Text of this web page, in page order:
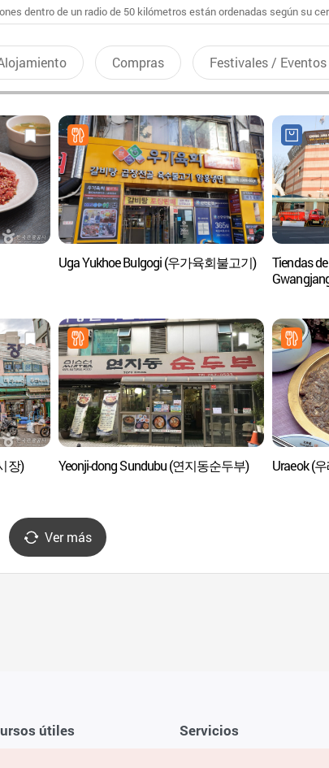
dentro de un radio de 50 kilómetros están ordenadas según su
Compras Festivales /
Uga Yukhoe Bulgogi (우가육회불고기)
Tiendas
장) Yeonji-dong Sundubu (연지동순두부) Uraeok (
Ver más
útiles Servicios